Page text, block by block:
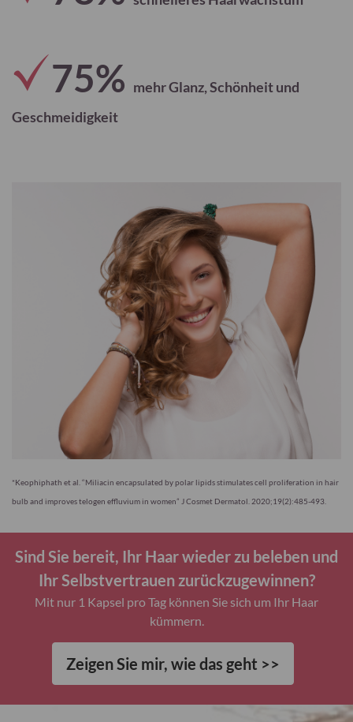
75% mehr Glanz, Schönheit und
Geschmeidigkeit
*Keophiphath et al. “Miliacin encapsulated by polar lipids stimulates cell proliferation in hair
bulb and improves telogen effluvium in women” J Cosmet Dermatol. 2020;19(2):485-493.
Sind Sie bereit, Ihr Haar wieder zu beleben und
Ihr Selbstvertrauen zurückzugewinnen?
Mit nur 1 Kapsel pro Tag können Sie sich um Ihr Haar
kümmern.
Zeigen Sie mir, wie das geht >>